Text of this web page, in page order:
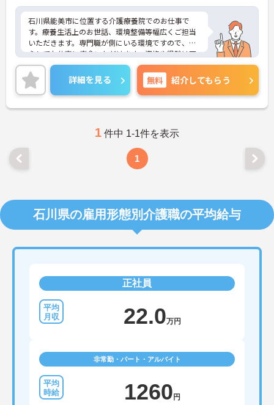
石川県能美市に位置する介護療養院でのお仕事で
す。療養生活上のお世話、環境整備等幅広くご担当
いただきます。専門職が側にいる環境ですので、安
心してお仕事に専念いただけます。資格や経験は不
問です。年間休日は120日あり、ワークライフバラ
ンスも実現しやすいです。ご興味のある方には、面
接対策ポイントなど、さらに詳細をお話しいたしま
すのでお気軽にご相談ください！
詳細を見る 無料 紹介してもらう
1 件中 1-1件を表示
1
石川県の雇用形態別介護職の平均給与
正社員
22.0万円
非常勤・パート・アルバイト
1260 円